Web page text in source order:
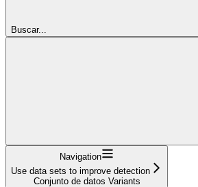
Buscar...
Navigation
Use data sets to improve detection
Conjunto de datos Variants